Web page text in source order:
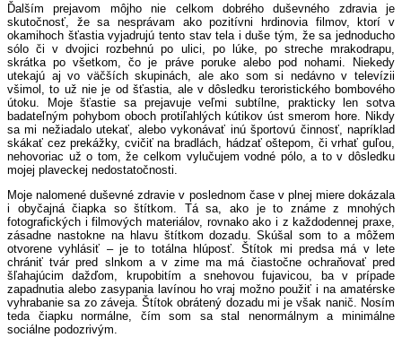
Ďalším prejavom môjho nie celkom dobrého duševného zdravia je
skutočnosť, že sa nesprávam ako pozitívni hrdinovia filmov, ktorí v
okamihoch šťastia vyjadrujú tento stav tela i duše tým, že sa jednoducho
sólo či v dvojici rozbehnú po ulici, po lúke, po streche mrakodrapu,
skrátka po všetkom, čo je práve poruke alebo pod nohami. Niekedy
utekajú aj vo väčších skupinách, ale ako som si nedávno v televízii
všimol, to už nie je od šťastia, ale v dôsledku teroristického bombového
útoku. Moje šťastie sa prejavuje veľmi subtílne, prakticky len sotva
badateľným pohybom oboch protiľahlých kútikov úst smerom hore. Nikdy
sa mi nežiadalo utekať, alebo vykonávať inú športovú činnosť, napríklad
skákať cez prekážky, cvičiť na bradlách, hádzať oštepom, či vrhať guľou,
nehovoriac už o tom, že celkom vylučujem vodné pólo, a to v dôsledku
mojej plaveckej nedostatočnosti.
Moje nalomené duševné zdravie v poslednom čase v plnej miere dokázala
i obyčajná čiapka so štítkom. Tá sa, ako je to známe z mnohých
fotografických i filmových materiálov, rovnako ako i z každodennej praxe,
zásadne nastokne na hlavu štítkom dozadu. Skúšal som to a môžem
otvorene vyhlásiť – je to totálna hlúposť. Štítok mi predsa má v lete
chrániť tvár pred slnkom a v zime ma má čiastočne ochraňovať pred
šľahajúcim dažďom, krupobitím a snehovou fujavicou, ba v prípade
zapadnutia alebo zasypania lavínou ho vraj možno použiť i na amatérske
vyhrabanie sa zo záveja. Štítok obrátený dozadu mi je však nanič. Nosím
teda čiapku normálne, čím som sa stal nenormálnym a minimálne
sociálne podozrivým.